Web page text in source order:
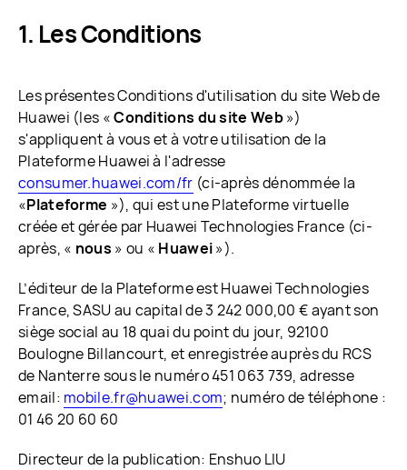
Les Conditions
Les présentes Conditions d'utilisation du site Web de
Huawei (les «Conditions du site Web»)
s'appliquent à vous et à votre utilisation de la
Plateforme Huawei à l'adresse
consumer.huawei.com/fr (ci-après dénommée la
«Plateforme »), qui est une Plateforme virtuelle
créée et gérée par Huawei Technologies France (ci-
après, « nous » ou « Huawei»).
L’éditeur de la Plateforme est Huawei Technologies
France, SASU au capital de 3 242 000,00 € ayant son
siège social au 18 quai du point du jour, 92100
Boulogne Billancourt, et enregistrée auprès du RCS
de Nanterre sous le numéro 451 063 739, adresse
email: mobile.fr@huawei.com; numéro de téléphone :
01 46 20 60 60
Directeur de la publication: Enshuo LIU